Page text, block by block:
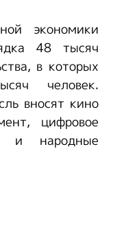
экономики
48 тысяч
в которых
человек.
вносят кино
цифровое
и народные